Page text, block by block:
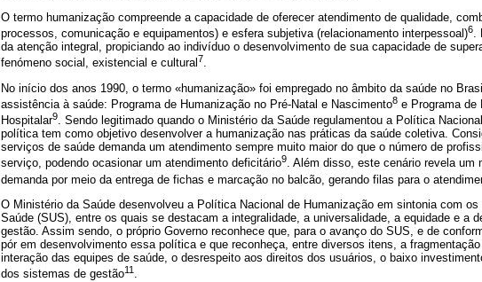
O termo humanização compreende a capacidade de oferecer atendimento de qualidade,
processos, comunicação e equipamentos) e esfera subjetiva (relacionamento interpessoal)6.
da atenção integral, propiciando ao indivíduo o desenvolvimento de sua capacidade de
fenómeno social, existencial e cultural7.
No início dos anos 1990, o termo «humanização» foi empregado no âmbito da saúde no
assistência à saúde: Programa de Humanização no Pré-Natal e Nascimento8 e Programa de
Hospitalar9. Sendo legitimado quando o Ministério da Saúde regulamentou a Política
política tem como objetivo desenvolver a humanização nas práticas da saúde coletiva.
serviços de saúde demanda um atendimento sempre muito maior do que o número de
serviço, podendo ocasionar um atendimento deficitário9. Além disso, este cenário revela um
demanda por meio da entrega de fichas e marcação no balcão, gerando filas para o
O Ministério da Saúde desenvolveu a Política Nacional de Humanização em sintonia com
Saúde (SUS), entre os quais se destacam a integralidade, a universalidade, a equidade e a
gestão. Assim sendo, o próprio Governo reconhece que, para o avanço do SUS, e de
pór em desenvolvimento essa política e que reconheça, entre diversos itens, a
interação das equipes de saúde, o desrespeito aos direitos dos usuários, o baixo
dos sistemas de gestão11 .